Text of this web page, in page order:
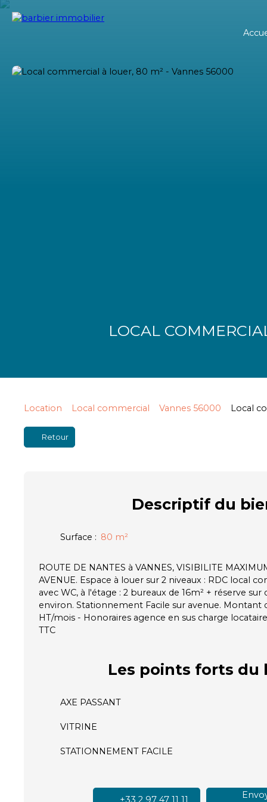
LOCAL
Location Local commercial Vannes 56000 Local
Retour
Descriptifdu
Surface : 80 m²
ROUTE DE NANTES à VANNES, VISIBILITE
AVENUE. Espace à louer sur 2 niveaux : RDC local
avec WC, à l'étage : 2 bureaux de 16m² + réserve
environ. Stationnement Facile sur avenue. Montant
HT/mois - Honoraires agence en sus charge
TTC
Les points forts du
AXE PASSANT
VITRINE
STATIONNEMENT FACILE
+33 2 97 47 11 11